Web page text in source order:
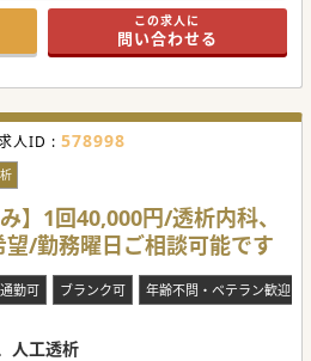
この求人に
問い合わせる
人ID : 578998
】1回40,000円/透析内科、
/勤務曜日ご相談可能です
勤可 ブランク可 年齢不問・ベテラン歓迎
人工透析